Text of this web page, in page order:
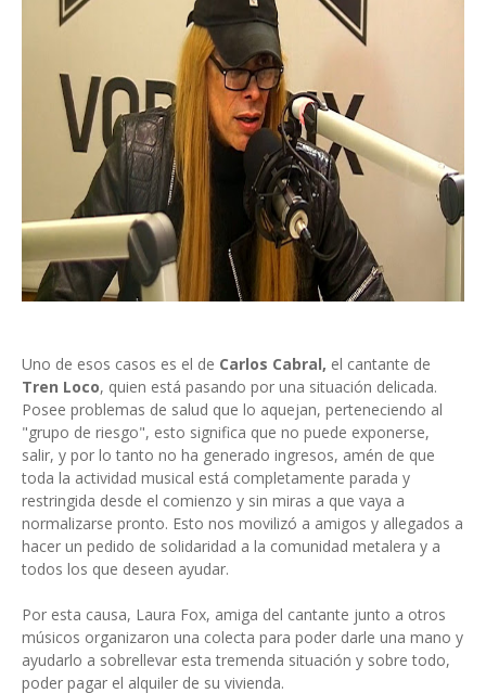
Uno de esos casos es el de Carlos Cabral, el cantante de
Tren Loco, quien está pasando por una situación delicada.
Posee problemas de salud que lo aquejan, perteneciendo al
"grupo de riesgo", esto significa que no puede exponerse,
salir, y por lo tanto no ha generado ingresos, amén de que
toda la actividad musical está completamente parada y
restringida desde el comienzo y sin miras a que vaya a
normalizarse pronto. Esto nos movilizó a amigos y allegados a
hacer un pedido de solidaridad a la comunidad metalera y a
todos los que deseen ayudar.
Por esta causa, Laura Fox, amiga del cantante junto a otros
músicos organizaron una colecta para poder darle una mano y
ayudarlo a sobrellevar esta tremenda situación y sobre todo,
poder pagar el alquiler de su vivienda.